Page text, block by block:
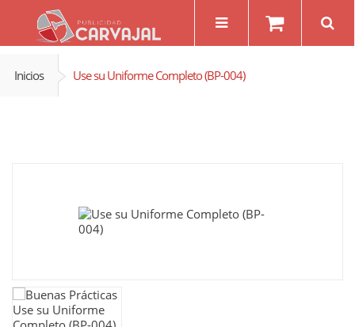
Inicios Use su Uniforme Completo (BP-004)